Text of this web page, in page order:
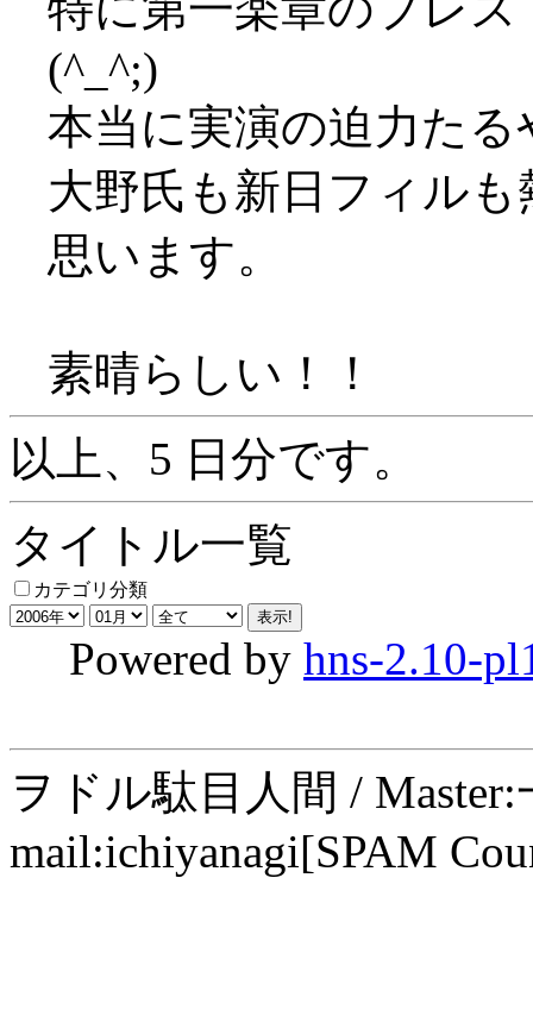
(^_^;)
本当に実演の迫力た
大野氏も新日フィル
思います。
素晴らしい！！
以上、5 日分です。
タイトル一覧
カテゴリ分類
Powered by hns-2.10-
ヲドル駄目人間 /
mail:ichiyanagi[SPAM